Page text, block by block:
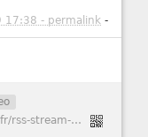
17:38 - permalink -
https://www.green-effect.fr/rss-stream-suivre-des-videos-youtube-et-peertube-sans-se-faire-bouffer-par-l-algo